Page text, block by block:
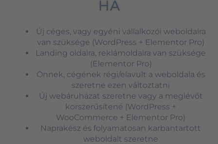
HA
Új céges, vagy egyéni vállalkozói weboldalra
van szüksége (WordPress + Elementor Pro)
Landing oldalra, reklámoldalra van szüksége
(Elementor Pro)
Önnek, cégének régi/elavult a weboldala és
szeretne ezen változtatni
Új webáruházat szeretne vagy a meglévőt
korszerűsítené (WordPress +
WooCommerce + Elementor Pro)
Naprakész és folyamatosan karbantartott
weboldalt szeretne